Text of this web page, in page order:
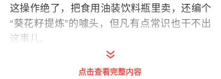
这操作绝了，把食用油装饮料瓶里卖，还编个
“葵花籽提炼”的噱头，但凡有点常识也干不出
这事儿。
更气人的是这“没人找来”的态度，合着消费者
点击查看完整内容